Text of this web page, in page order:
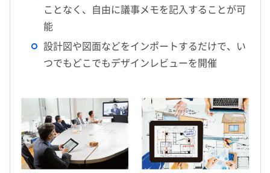
ことなく、自由に議事メモを記入することが可
能
設計図や図面などをインポートするだけで、い
つでもどこでもデザインレビューを開催